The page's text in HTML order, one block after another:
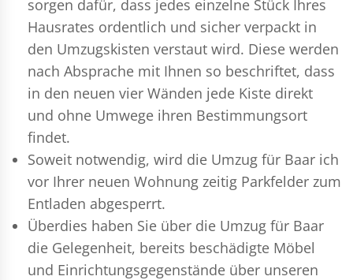
sorgen dafür, dass jedes einzelne Stück Ihres
Hausrates ordentlich und sicher verpackt in
den Umzugskisten verstaut wird. Diese werden
nach Absprache mit Ihnen so beschriftet, dass
in den neuen vier Wänden jede Kiste direkt
und ohne Umwege ihren Bestimmungsort
findet.
Soweit notwendig, wird die Umzug für Baar ich
vor Ihrer neuen Wohnung zeitig Parkfelder zum
Entladen abgesperrt.
Überdies haben Sie über die Umzug für Baar
die Gelegenheit, bereits beschädigte Möbel
und Einrichtungsgegenstände über unseren